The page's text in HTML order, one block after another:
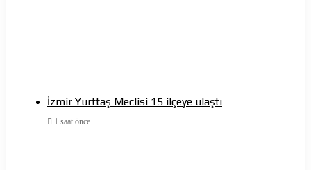
İzmir Yurttaş Meclisi 15 ilçeye ulaştı
1 saat önce